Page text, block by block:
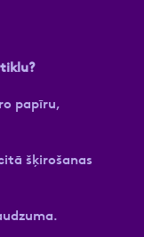
papīru,
šķirošanas